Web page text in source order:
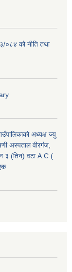
०८४ को नीति तथा
अध्यक्ष ज्यु
अस्पताल वीरगंज,
३ (तिन) वटा A.C (